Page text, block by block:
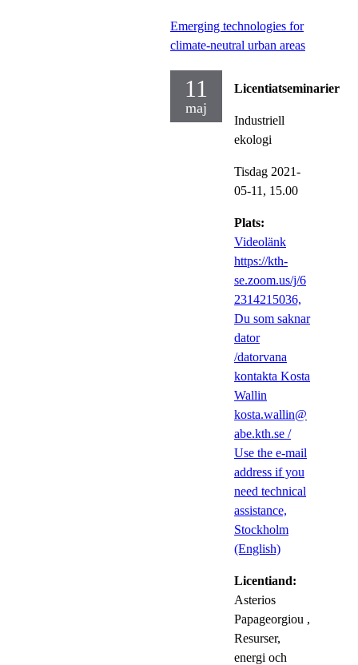
Emerging technologies for
climate-neutral urban areas
11
maj
Licentiatseminarier
Industriell
ekologi
Tisdag 2021-
05-11, 15.00
Plats:
Videolänk
https://kth-
se.zoom.us/j/6
2314215036,
Du som saknar
dator
/datorvana
kontakta Kosta
Wallin
kosta.wallin@
abe.kth.se /
Use the e-mail
address if you
need technical
assistance,
Stockholm
(English)
Licentiand:
Asterios
Papageorgiou ,
Resurser,
energi och